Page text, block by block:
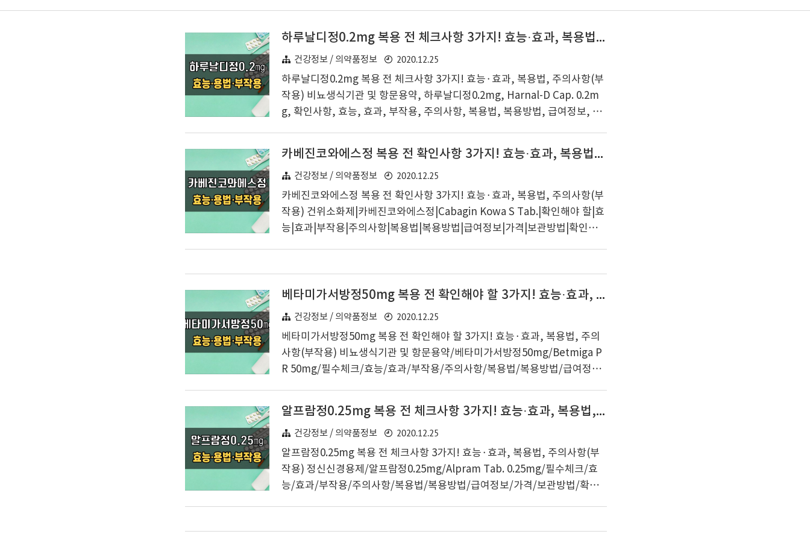
하루날디정0.2mg 복용 전 체크사항 3가지! 효능·효과, 복용법, 주의사항(부작용)
건강정보 / 의약품정보
2020.12.25
하루날디정0.2mg 복용 전 체크사항 3가지! 효능·효과, 복용법, 주의사항(부
작용) 비뇨생식기관 및 항문용약, 하루날디정0.2mg, Harnal-D Cap. 0.2m
g, 확인사항, 효능, 효과, 부작용, 주의사항, 복용법, 복용방법, 급여정보, 가
식기관 및 항문용약|주의사항|부작용|효과|효능|복용방법|복용법|보관방법|
급여정보|가격|하루날디정0.2mg 개요즐거운 아침입니다. 활기찬 하루를 시
작해야죠~! 오늘은 한국아스텔라스제약의 하루날디정0.2mg에 대해 알아보
겠습니다. 의약품의 영문명은 Harnal-D Cap. 0.2mg입니다. 식품의약품안전
처에서 비뇨생식기관 및 항문용약으로 분류하였으며 전문 의약품입니다. ※
전..
카베진코와에스정 복용 전 확인사항 3가지! 효능·효과, 복용법, 주의사항(부작용)
건강정보 / 의약품정보
2020.12.25
카베진코와에스정 복용 전 확인사항 3가지! 효능·효과, 복용법, 주의사항(부
작용) 건위소화제|카베진코와에스정|Cabagin Kowa S Tab.|확인해야 할|효
능|효과|부작용|주의사항|복용법|복용방법|급여정보|가격|보관방법|확인해
요안녕하세요? 활기찬 하루 잘 보내고 계신가요? 오늘은 한국코와의 카베진
코와에스정에 대해 알아보겠습니다. 의약품의 영문명은 Cabagin Kowa S T
ab.입니다. 식품의약품안전처에서 건위소화제로 분류하였으며 일반 의약품
성과 유효성이 인정되어 부작용이..
베타미가서방정50mg 복용 전 확인해야 할 3가지! 효능·효과, 복용법, 주의사항(부작용)
건강정보 / 의약품정보
2020.12.25
베타미가서방정50mg 복용 전 확인해야 할 3가지! 효능·효과, 복용법, 주의
사항(부작용) 비뇨생식기관 및 항문용약/베타미가서방정50mg/Betmiga P
R 50mg/필수체크/효능/효과/부작용/주의사항/복용법/복용방법/급여정보/
생식기관 및 항문용약|주의사항|부작용|효과|효능|복용방법|복용법|보관방
법|급여정보|가격|베타미가서방정50mg 개요즐거운 아침입니다. 활기찬 하
루를 시작해야죠~! 오늘은 한국아스텔라스제약의 베타미가서방정50mg에
대해 알아보겠습니다. 의약품의 영문명은 Betmiga PR 50mg입니다. 식품의
약품안전처에서 비뇨생식기관 및 항문용약으로 분류하였으며 전문 의약품입
니다. ※ 전문 의약품은 반드시 처방전이 있어..
알프람정0.25mg 복용 전 체크사항 3가지! 효능·효과, 복용법, 주의사항(부작용)
건강정보 / 의약품정보
2020.12.25
알프람정0.25mg 복용 전 체크사항 3가지! 효능·효과, 복용법, 주의사항(부
작용) 정신신경용제/알프람정0.25mg/Alpram Tab. 0.25mg/필수체크/효
능/효과/부작용/주의사항/복용법/복용방법/급여정보/가격/보관방법/확인
5mg 개요안녕하세요? 건강한 하루 잘 보내고 계신가요? 오늘은 환인제약의